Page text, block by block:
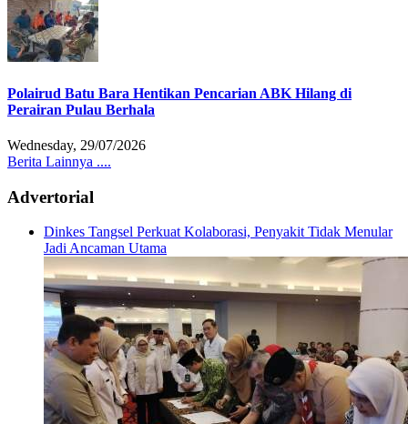
Polairud Batu Bara Hentikan Pencarian ABK Hilang di
Perairan Pulau Berhala
Wednesday, 29/07/2026
Berita Lainnya ....
Advertorial
Dinkes Tangsel Perkuat Kolaborasi, Penyakit Tidak Menular
Jadi Ancaman Utama